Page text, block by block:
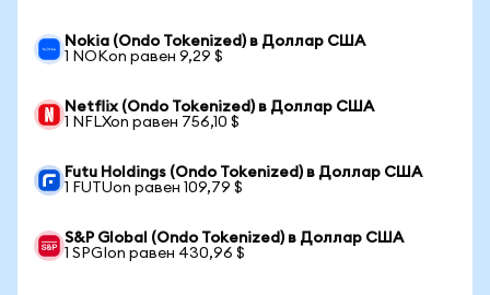
Nokia (Ondo Tokenized) в Доллар США
1 NOKon равен 9,29 $
Netflix (Ondo Tokenized) в Доллар США
1 NFLXon равен 756,10 $
Futu Holdings (Ondo Tokenized) в Доллар США
1 FUTUon равен 109,79 $
S&P Global (Ondo Tokenized) в Доллар США
1 SPGIon равен 430,96 $